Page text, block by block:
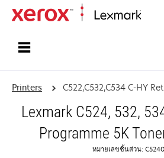
Printers C522,C532,C534 C-HY
Lexmark C524, 532,
Programme 5K
หมายเลขชิ้นส่วน: